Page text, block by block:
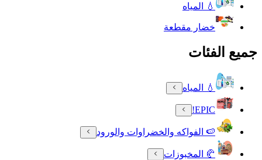
💧 المياه
خضار مقطعة
جميع الفئات
💧 المياه
EPIC!
🍉 الفواكه والخضراوات والورود
🥐 المخبوزات